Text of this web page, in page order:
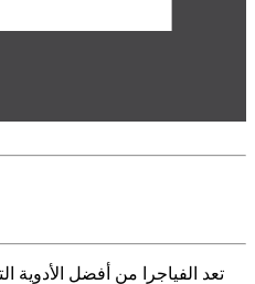
تعد الفياجرا من أفضل